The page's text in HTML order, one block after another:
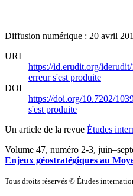
Diffusion numérique : 20 avril
URI
https://id.erudit.org/
erreur s'est produite
DOI
https://doi.org/10.7202/
s'est produite
Un article de la revue Études
Volume 47, numéro 2-3,
Enjeux géostratégiques au
Tous droits réservés © Études